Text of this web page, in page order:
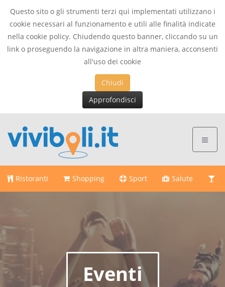
Questo sito o gli strumenti terzi qui implementati utilizzano i
cookie necessari al funzionamento e utili alle finalità indicate
nella cookie policy. Chiudendo questo banner, cliccando su un
link o proseguendo la navigazione in altra maniera, acconsenti
all'uso dei cookie
Chiudi
Approfondisci
Ristoranti Shopping Sport Salute
Eventi